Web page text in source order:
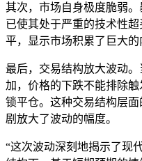
其次，市场自身极度脆弱
已使其处于严重的技术性
平，显示市场积累了巨大的
最后，交易结构放大波动
加，价格的下跌不能排除
锁平仓。这种交易结构层
剧放大了波动的幅度。
“这次波动深刻地揭示了现